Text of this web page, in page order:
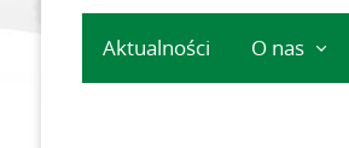
Aktualności O nas